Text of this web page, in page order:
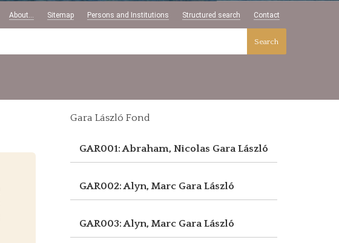
About... Sitemap Persons and Institutions Structured search Contact
Search
Gara László Fond
GAR001: Abraham, Nicolas Gara László
GAR002: Alyn, Marc Gara László
GAR003: Alyn, Marc Gara László